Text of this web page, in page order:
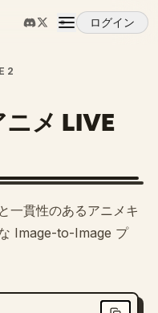
ログイン
2
メ LIVE
一貫性のあるアニメキ
Image-to-Image プ